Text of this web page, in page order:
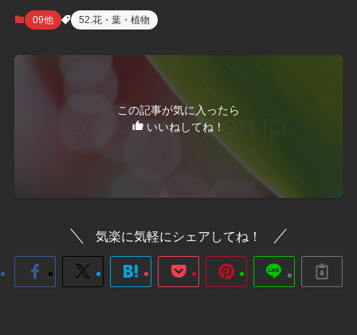
09他 52.花・葉・植物
この記事が気に入ったら
いいねしてね！
気楽に気軽にシェアしてね！